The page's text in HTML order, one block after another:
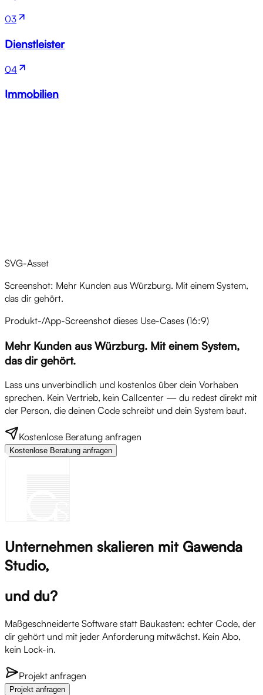
03
Dienstleister
04
Immobilien
SVG-Asset
Screenshot: Mehr Kunden aus Würzburg. Mit einem System,
das dir gehört.
Produkt-/App-Screenshot dieses Use-Cases (16:9)
Mehr Kunden aus Würzburg. Mit einem System,
das dir gehört.
Lass uns unverbindlich und kostenlos über dein Vorhaben
sprechen. Kein Vertrieb, kein Callcenter — du redest direkt mit
der Person, die deinen Code schreibt und dein System baut.
Kostenlose Beratung anfragen
Kostenlose Beratung anfragen
Unternehmen skalieren mit Gawenda
Studio,
und du?
Maßgeschneiderte Software statt Baukasten: echter Code, der
dir gehört und mit jeder Anforderung mitwächst. Kein Abo,
kein Lock-in.
Projekt anfragen
Projekt anfragen